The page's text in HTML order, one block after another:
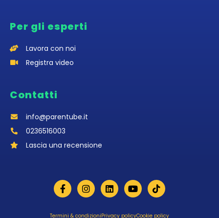
Per gli esperti
Lavora con noi
Registra video
Contatti
info@parentube.it
0236516003‬
Lascia una recensione
Termini & condizioniPrivacy policyCookie policy